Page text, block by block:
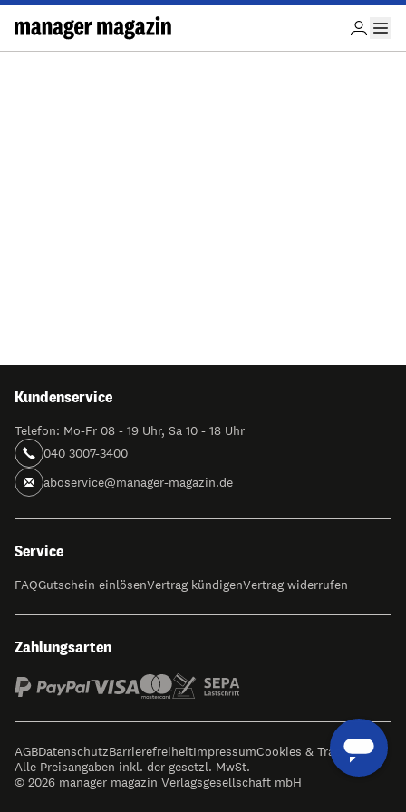
Kundenservice
Telefon: Mo-Fr 08 - 19 Uhr, Sa 10 - 18 Uhr
040 3007-3400
aboservice@manager-magazin.de
Service
FAQGutschein einlösenVertrag kündigenVertrag widerrufen
Zahlungsarten
AGBDatenschutzBarrierefreiheitImpressumCookies & Tracking
Alle Preisangaben inkl. der gesetzl. MwSt.
© 2026 manager magazin Verlagsgesellschaft mbH